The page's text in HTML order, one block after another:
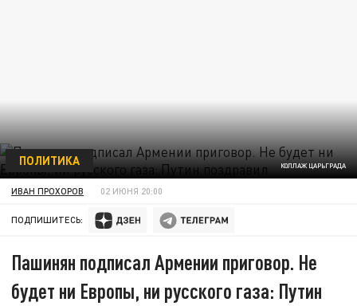
КОЛЛАЖ ЦАРЬГРАДА
ПОЛИТИКА
ИВАН ПРОХОРОВ 02 ИЮНЯ 20:00
ПОДПИШИТЕСЬ:
Пашинян подписал Армении приговор. Не
будет ни Европы, ни русского газа: Путин